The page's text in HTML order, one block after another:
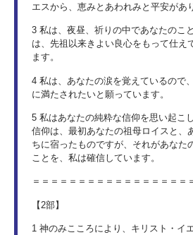
エスから、恵みとあわれみと平安があ
3 私は、夜昼、祈りの中であなたのこ
は、先祖以来きよい良心をもって仕え
ます。
4 私は、あなたの涙を覚えているので
に満たされたいと願っています。
5 私はあなたの純粋な信仰を思い起こ
信仰は、最初あなたの祖母ロイスと、
ちに宿ったものですが、それがあなた
ことを、私は確信しています。
＝＝＝＝＝＝＝＝＝＝＝＝＝＝＝＝＝
【2部】
1 神のみこころにより、キリスト・イ